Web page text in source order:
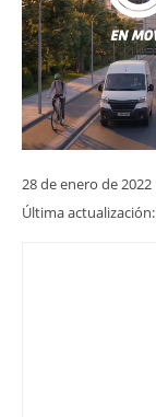
28 de enero de 2022
Última actualización: